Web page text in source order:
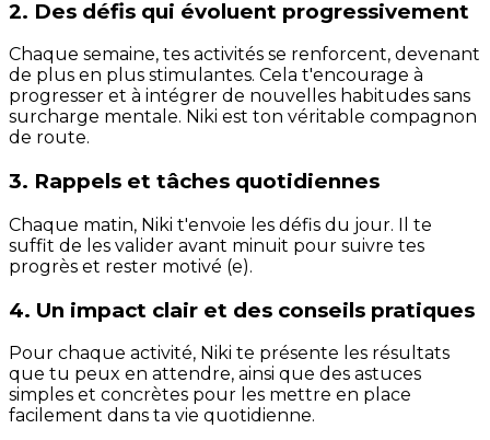
2. Des défis qui évoluent progressivement
Chaque semaine, tes activités se renforcent, devenant
de plus en plus stimulantes. Cela t'encourage à
progresser et à intégrer de nouvelles habitudes sans
surcharge mentale. Niki est ton véritable compagnon
de route.
3. Rappels et tâches quotidiennes
Chaque matin, Niki t'envoie les défis du jour. Il te
suffit de les valider avant minuit pour suivre tes
progrès et rester motivé (e).
4. Un impact clair et des conseils pratiques
Pour chaque activité, Niki te présente les résultats
que tu peux en attendre, ainsi que des astuces
simples et concrètes pour les mettre en place
facilement dans ta vie quotidienne.